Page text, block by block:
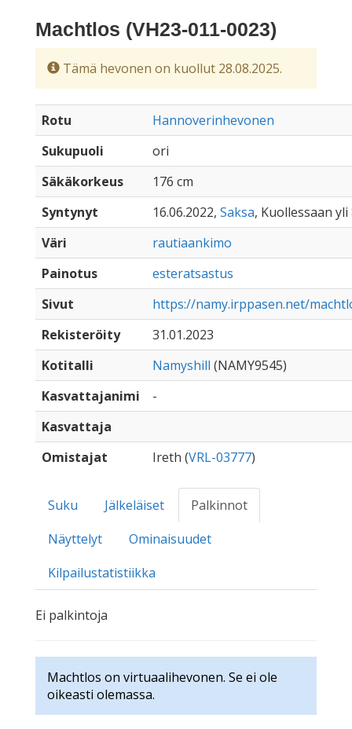
Machtlos (VH23-011-0023)
Tämä hevonen on kuollut 28.08.2025.
Rotu
Hannoverinhevonen
Sukupuoli
ori
Säkäkorkeus
176 cm
Syntynyt
16.06.2022, Saksa, Kuollessaan yli
Väri
rautiaankimo
Painotus
esteratsastus
Sivut
https://namy.irppasen.net/
Rekisteröity
31.01.2023
Kotitalli
Namyshill (NAMY9545)
Kasvattajanimi
-
Kasvattaja
Omistajat
Ireth (VRL-03777)
Suku Jälkeläiset
Palkinnot
Näyttelyt
Ominaisuudet
Kilpailustatistiikka
Ei palkintoja
Machtlos on virtuaalihevonen. Se ei ole
oikeasti olemassa.